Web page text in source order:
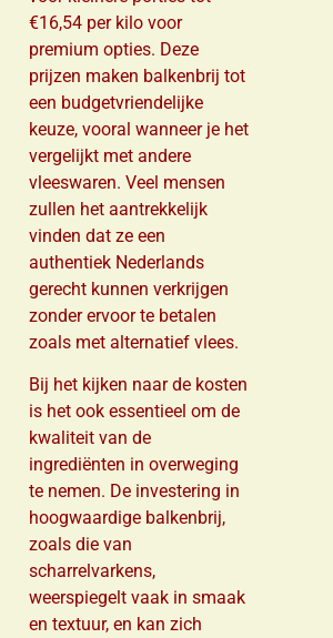
€16,54 per kilo voor
premium opties. Deze
prijzen maken balkenbrij tot
een budgetvriendelijke
keuze, vooral wanneer je het
vergelijkt met andere
vleeswaren. Veel mensen
zullen het aantrekkelijk
vinden dat ze een
authentiek Nederlands
gerecht kunnen verkrijgen
zonder ervoor te betalen
zoals met alternatief vlees.
Bij het kijken naar de kosten
is het ook essentieel om de
kwaliteit van de
ingrediënten in overweging
te nemen. De investering in
hoogwaardige balkenbrij,
zoals die van
scharrelvarkens,
weerspiegelt vaak in smaak
en textuur, en kan zich